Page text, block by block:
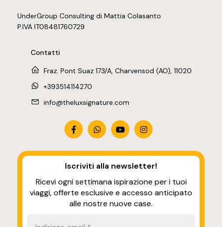
UnderGroup Consulting di Mattia Colasanto
P.IVA IT08481760729
Contatti
Fraz. Pont Suaz 173/A, Charvensod (AO), 11020
+393514114270
info@theluxsignature.com
Iscriviti alla newsletter!
Ricevi ogni settimana ispirazione per i tuoi
viaggi, offerte esclusive e accesso anticipato
alle nostre nuove case.